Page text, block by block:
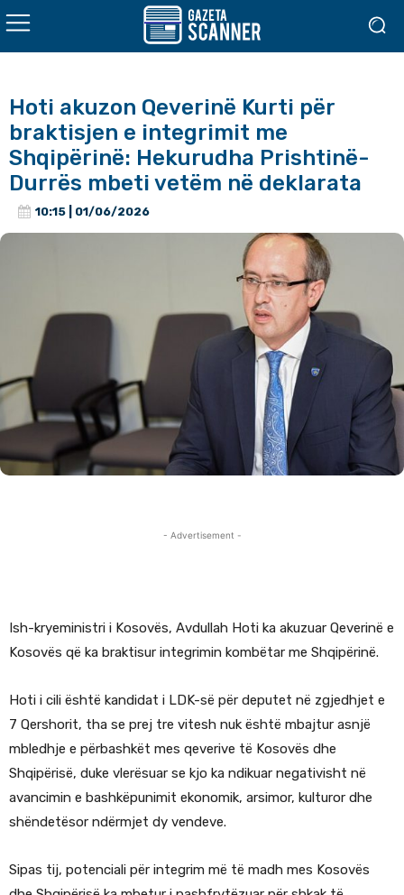
Hoti akuzon Qeverinë Kurti për
braktisjen e integrimit me
Shqipërinë: Hekurudha Prishtinë-
Durrës mbeti vetëm në deklarata
10:15 | 01/06/2026
- Advertisement -
Ish-kryeministri i Kosovës, Avdullah Hoti ka akuzuar Qeverinë e
Kosovës që ka braktisur integrimin kombëtar me Shqipërinë.
Hoti i cili është kandidat i LDK-së për deputet në zgjedhjet e
7 Qershorit, tha se prej tre vitesh nuk është mbajtur asnjë
mbledhje e përbashkët mes qeverive të Kosovës dhe
Shqipërisë, duke vlerësuar se kjo ka ndikuar negativisht në
avancimin e bashkëpunimit ekonomik, arsimor, kulturor dhe
shëndetësor ndërmjet dy vendeve.
Sipas tij, potenciali për integrim më të madh mes Kosovës